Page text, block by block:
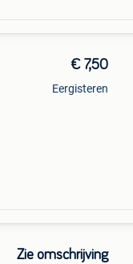
€ 7,50
Eergisteren
Zie omschrijving